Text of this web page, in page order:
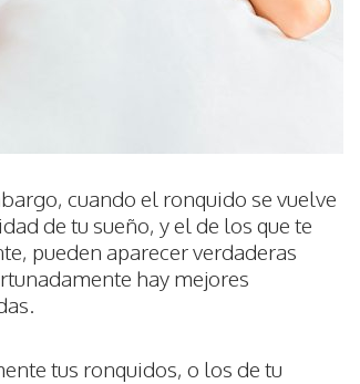
cuando el ronquido se vuelve
de tu sueño, y el de los que te
pueden aparecer verdaderas
hay mejores
tus ronquidos, o los de tu